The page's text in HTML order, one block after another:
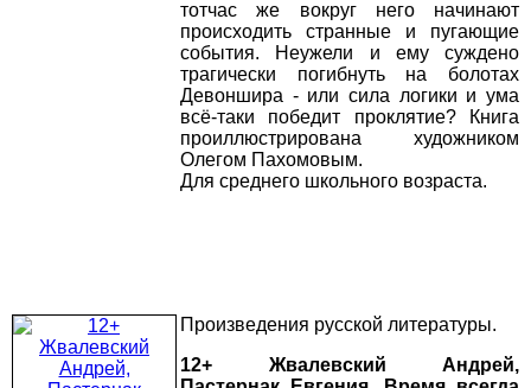
тотчас же вокруг него начинают
происходить странные и пугающие
события. Неужели и ему суждено
трагически погибнуть на болотах
Девоншира - или сила логики и ума
всё-таки победит проклятие? Книга
проиллюстрирована художником
Олегом Пахомовым.
Для среднего школьного возраста.
Произведения русской литературы.
12+ Жвалевский Андрей,